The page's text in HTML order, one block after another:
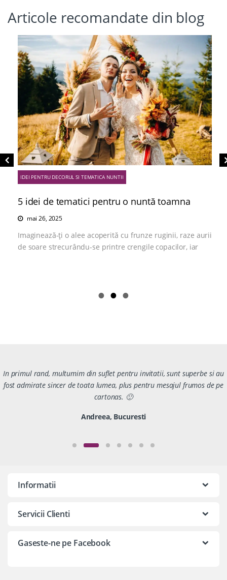
Articole recomandate din blog
IDEI PENTRU DECORUL SI TEMATICA NUNTII
5 idei de tematici pentru o nuntă toamna
mai 26, 2025
Imaginează-ți o alee acoperită cu frunze ruginii, raze aurii
de soare strecurându-se printre crengile copacilor, iar
In primul rand, multumim din suflet pentru invitatii, sunt superbe si au
fost admirate sincer de toata lumea, plus pentru mesajul frumos de pe
cartonas. 🙂
Andreea, Bucuresti
Informatii
Servicii Clienti
Gaseste-ne pe Facebook